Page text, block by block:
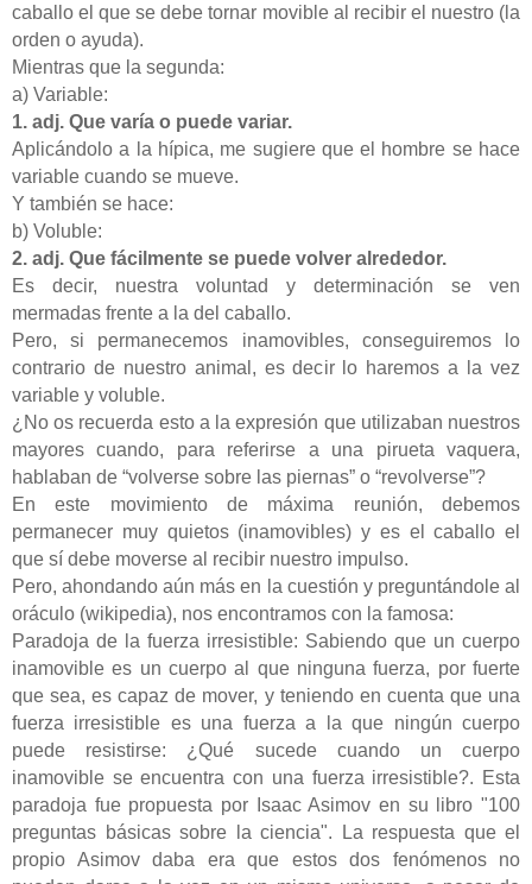
caballo el que se debe tornar movible al recibir el nuestro (la
orden o ayuda).
Mientras que la segunda:
a) Variable:
1. adj. Que varía o puede variar.
Aplicándolo a la hípica, me sugiere que el hombre se hace
variable cuando se mueve.
Y también se hace:
b) Voluble:
2. adj. Que fácilmente se puede volver alrededor.
Es decir, nuestra voluntad y determinación se ven
mermadas frente a la del caballo.
Pero, si permanecemos inamovibles, conseguiremos lo
contrario de nuestro animal, es decir lo haremos a la vez
variable y voluble.
¿No os recuerda esto a la expresión que utilizaban nuestros
mayores cuando, para referirse a una pirueta vaquera,
hablaban de “volverse sobre las piernas” o “revolverse”?
En este movimiento de máxima reunión, debemos
permanecer muy quietos (inamovibles) y es el caballo el
que sí debe moverse al recibir nuestro impulso.
Pero, ahondando aún más en la cuestión y preguntándole al
oráculo (wikipedia), nos encontramos con la famosa:
Paradoja de la fuerza irresistible: Sabiendo que un cuerpo
inamovible es un cuerpo al que ninguna fuerza, por fuerte
que sea, es capaz de mover, y teniendo en cuenta que una
fuerza irresistible es una fuerza a la que ningún cuerpo
puede resistirse: ¿Qué sucede cuando un cuerpo
inamovible se encuentra con una fuerza irresistible?. Esta
paradoja fue propuesta por Isaac Asimov en su libro "100
preguntas básicas sobre la ciencia". La respuesta que el
propio Asimov daba era que estos dos fenómenos no